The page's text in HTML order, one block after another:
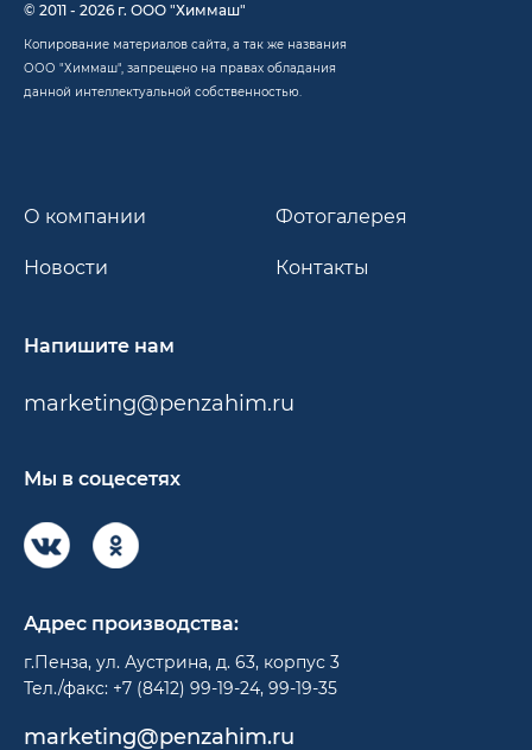
© 2011 - 2026 г. ООО "Химмаш"
Копирование материалов сайта, а так же названия
ООО "Химмаш", запрещено на правах обладания
данной интеллектуальной собственностью.
О компании
Новости
Фотогалерея
Контакты
Напишите нам
marketing@penzahim.ru
Мы в соцесетях
Адрес производства:
г.Пенза, ул. Аустрина, д. 63, корпус 3
Тел./факс: +7 (8412) 99-19-24, 99-19-35
marketing@penzahim.ru